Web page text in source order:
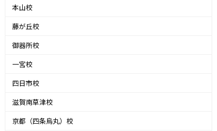
本山校
藤が丘校
御器所校
一宮校
四日市校
滋賀南草津校
京都（四条烏丸）校